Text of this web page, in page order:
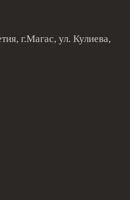
г.Магас, ул. Кулиева,